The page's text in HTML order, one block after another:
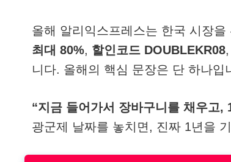
올해 알리익스프레스는 한국 시장
최대 80%, 할인코드 DOUBLEKR08
니다. 올해의 핵심 문장은 단 하나입
“지금 들어가서 장바구니를 채우고,
광군제 날짜를 놓치면, 진짜 1년을